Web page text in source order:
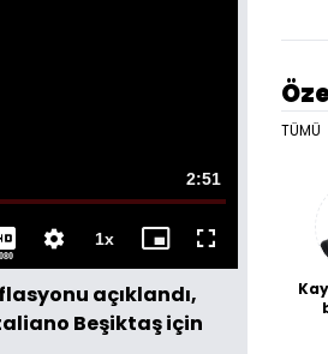
Toplam
Süre
2:51
1xOynatma
Hızı
Mini
oynatıcı
Tam
Ekran
açıklandı,
Beşiktaş için
TÜMÜ